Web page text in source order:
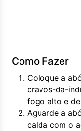
Como Fazer
Coloque a
cravos-da-
fogo alto e
Aguarde a
calda com o